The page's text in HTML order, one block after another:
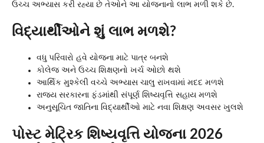
ઉચ્ચ અભ્યાસ કરી રહ્યા છે તેઓને આ યોજનાનો લાભ મળી શકે છે.
વિદ્યાર્થીઓને શું લાભ મળશે?
વધુ પરિવારો હવે યોજના માટે પાત્ર બનશે
કોલેજ અને ઉચ્ચ શિક્ષણનો ખર્ચ ઓછો થશે
આર્થિક મુશ્કેલી વચ્ચે અભ્યાસ ચાલુ રાખવામાં મદદ મળશે
રાજ્ય સરકારના ફંડમાંથી સંપૂર્ણ શિષ્યવૃત્તિ સહાય મળશે
અનુસૂચિત જાતિના વિદ્યાર્થીઓ માટે નવા શિક્ષણ અવસર ખુલશે
પોસ્ટ મેટ્રિક શિષ્યવૃત્તિ યોજના 2026